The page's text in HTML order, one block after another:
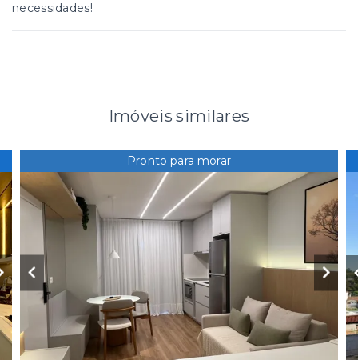
necessidades!
Imóveis similares
Pronto para morar